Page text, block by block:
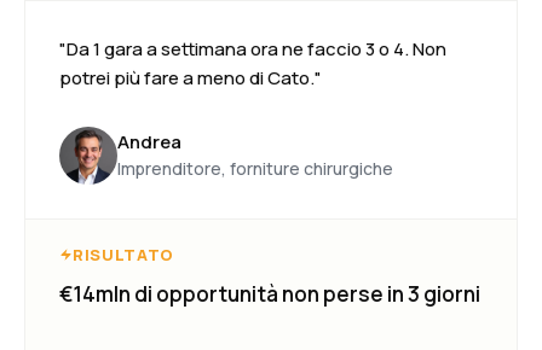
"Da 1 gara a settimana ora ne faccio 3 o 4. Non
potrei più fare a meno di Cato."
Andrea
Imprenditore, forniture chirurgiche
RISULTATO
€14mln di opportunità non perse in 3 giorni